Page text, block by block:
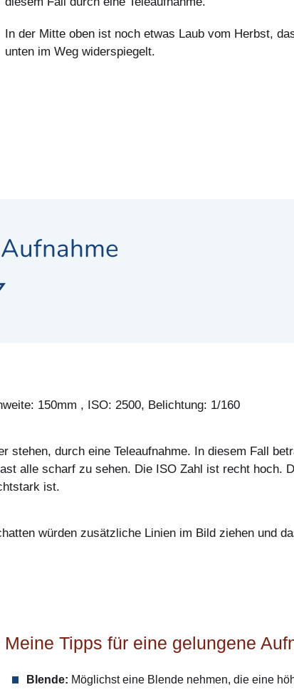
In der Mitte oben ist noch etwas Laub vom Herbst,
unten im Weg widerspiegelt.
150mm , ISO: 2500, Belichtung: 1/160
durch eine Teleaufnahme. In diesem Fall
alle scharf zu sehen. Die ISO Zahl ist recht hoch.
ist.
würden zusätzliche Linien im Bild ziehen und
Meine Tipps für eine gelungene
Blende: Möglichst eine Blende nehmen, die eine